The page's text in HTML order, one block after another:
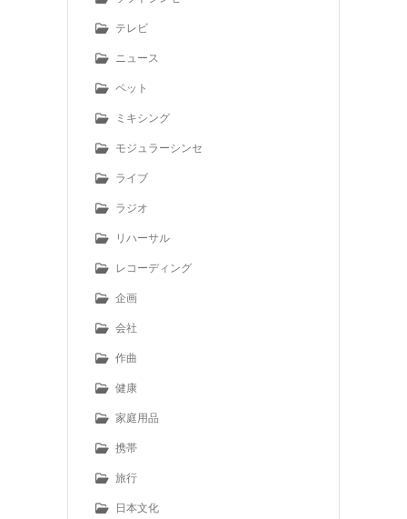
テレビ
ニュース
ペット
ミキシング
モジュラーシンセ
ライブ
ラジオ
リハーサル
レコーディング
企画
会社
作曲
健康
家庭用品
携帯
旅行
日本文化